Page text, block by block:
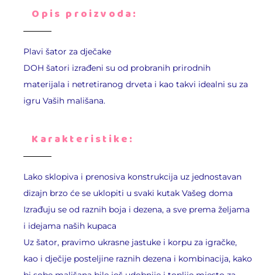
Opis proizvoda:
Plavi šator za dječake
DOH šatori izrađeni su od probranih prirodnih
materijala i netretiranog drveta i kao takvi idealni su za
igru Vaših mališana.
Karakteristike:
Lako sklopiva i prenosiva konstrukcija uz jednostavan
dizajn brzo će se uklopiti u svaki kutak Vašeg doma
Izrađuju se od raznih boja i dezena, a sve prema željama
i idejama naših kupaca
Uz šator, pravimo ukrasne jastuke i korpu za igračke,
kao i dječije posteljine raznih dezena i kombinacija, kako